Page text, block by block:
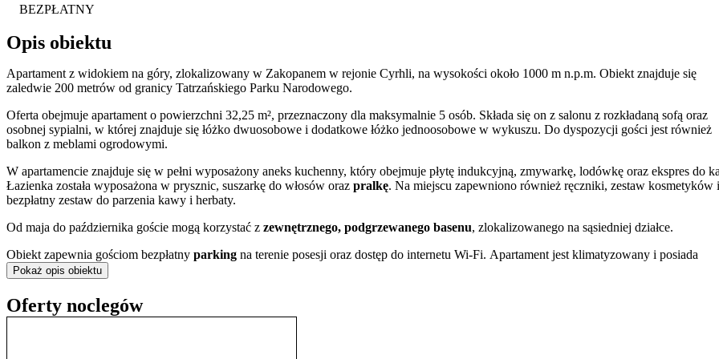
BEZPŁATNY
Opis obiektu
Apartament z widokiem na góry, zlokalizowany w Zakopanem w rejonie Cyrhli, na wysokości około 1000 m n.p.m. Obiekt znajduje się
zaledwie 200 metrów od granicy Tatrzańskiego Parku Narodowego.
Oferta obejmuje apartament o powierzchni 32,25 m², przeznaczony dla maksymalnie 5 osób. Składa się on z salonu z rozkładaną sofą oraz
osobnej sypialni, w której znajduje się łóżko dwuosobowe i dodatkowe łóżko jednoosobowe w wykuszu. Do dyspozycji gości jest również
balkon z meblami ogrodowymi.
W apartamencie znajduje się w pełni wyposażony aneks kuchenny, który obejmuje płytę indukcyjną, zmywarkę, lodówkę oraz ekspres do
Łazienka została wyposażona w prysznic, suszarkę do włosów oraz pralkę. Na miejscu zapewniono również ręczniki, zestaw kosmetyków i
bezpłatny zestaw do parzenia kawy i herbaty.
Od maja do października goście mogą korzystać z zewnętrznego, podgrzewanego basenu, zlokalizowanego na sąsiedniej działce.
Obiekt zapewnia gościom bezpłatny parking na terenie posesji oraz dostęp do internetu Wi-Fi. Apartament jest klimatyzowany i posiada
ogrzewanie podłogowe, co zapewnia komfort przez cały rok. Do dodatkowych udogodnień należą sejf, telewizor z konsolą do gier retro oraz
możliwość samodzielnego zameldowania o dowolnej porze dzięki zamkom na kod. Budynek jest przystosowany dla osób z
niepełnosprawnościami, oferując windę i podjazdy.
Pokaż opis obiektu
Oferty noclegów